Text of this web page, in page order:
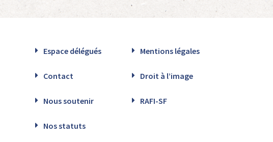
Espace délégués Mentions légales
Contact Droit à l’image
Nous soutenir RAFI-SF
Nos statuts